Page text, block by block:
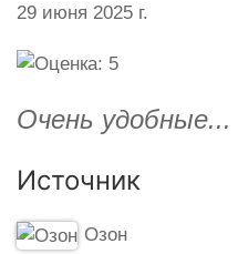
29 июня 2025 г.
Очень удобные...
Источник
Озон